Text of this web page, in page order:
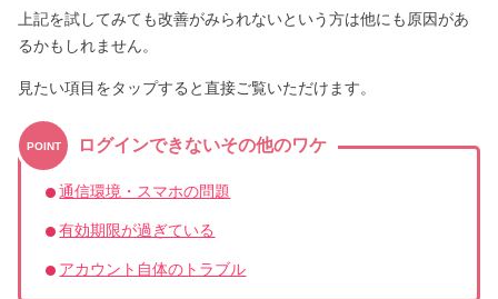
上記を試してみても改善がみられないという方は他にも原因があ
るかもしれません。
見たい項目をタップすると直接ご覧いただけます。
POINT ログインできないその他のワケ
通信環境・スマホの問題
有効期限が過ぎている
アカウント自体のトラブル